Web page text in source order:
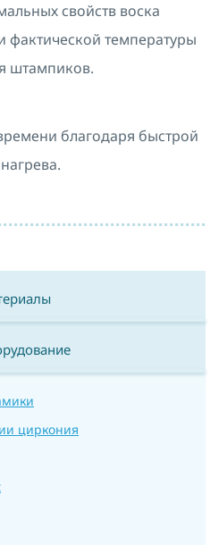
циркония
свойств воска
фактической температуры
штампиков.
благодаря быстрой